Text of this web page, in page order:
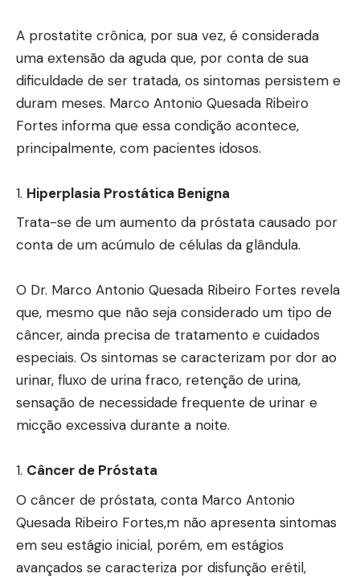
A prostatite crônica, por sua vez, é considerada
uma extensão da aguda que, por conta de sua
dificuldade de ser tratada, os sintomas persistem e
duram meses. Marco Antonio Quesada Ribeiro
Fortes informa que essa condição acontece,
principalmente, com pacientes idosos.
Hiperplasia Prostática Benigna
Trata-se de um aumento da próstata causado por
conta de um acúmulo de células da glândula.
O Dr. Marco Antonio Quesada Ribeiro Fortes revela
que, mesmo que não seja considerado um tipo de
câncer, ainda precisa de tratamento e cuidados
especiais. Os sintomas se caracterizam por dor ao
urinar, fluxo de urina fraco, retenção de urina,
sensação de necessidade frequente de urinar e
micção excessiva durante a noite.
Câncer de Próstata
O câncer de próstata, conta Marco Antonio
Quesada Ribeiro Fortes,m não apresenta sintomas
em seu estágio inicial, porém, em estágios
avançados se caracteriza por disfunção erétil,